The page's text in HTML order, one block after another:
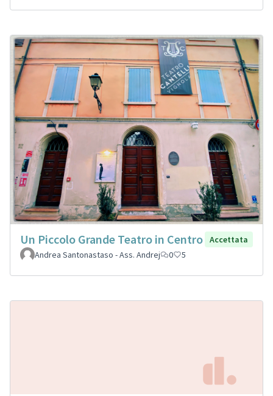
Un Piccolo Grande Teatro in Centro
Accettata
Andrea Santonastaso - Ass. Andrej
0 5